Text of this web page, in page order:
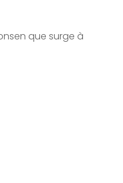
que surge à